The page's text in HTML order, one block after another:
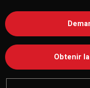
Obtenir